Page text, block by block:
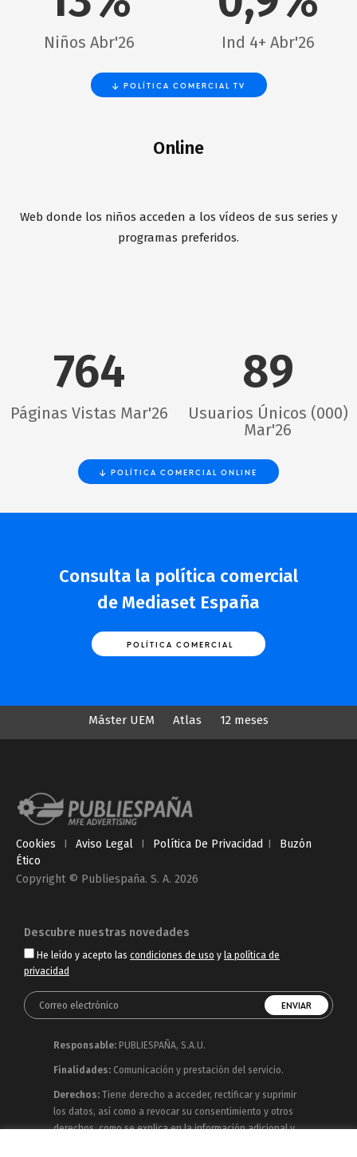
Niños Abr'26 Ind 4+ Abr'26
POLÍTICA COMERCIAL TV
Online
Web donde los niños acceden a los vídeos de sus series y
programas preferidos.
764
Páginas Vistas Mar'26
89
Usuarios Únicos (000)
Mar'26
POLÍTICA COMERCIAL ONLINE
Consulta la política comercial
de Mediaset España
POLÍTICA COMERCIAL
Máster UEM Atlas 12 meses
Cookies I Aviso Legal I Política De Privacidad I
Buzón
Ético
Copyright © Publiespaña. S. A. 2026
Descubre nuestras novedades
He leído y acepto las condiciones de uso y la política de
privacidad
Responsable: PUBLIESPAÑA, S.A.U.
Finalidades: Comunicación y prestación del servicio.
Derechos: Tiene derecho a acceder, rectificar y suprimir
los datos, así como a revocar su consentimiento y otros
derechos, como se explica en la información adicional y